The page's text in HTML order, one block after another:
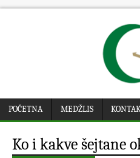
POČETNA MEDŽLIS
Ko i kakve šejtane